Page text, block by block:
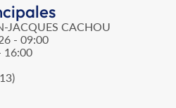
JACQUES CACHOU
- 09:00
16:00